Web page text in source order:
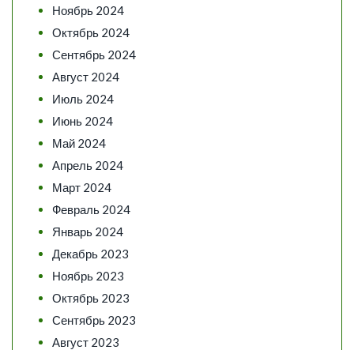
Ноябрь 2024
Октябрь 2024
Сентябрь 2024
Август 2024
Июль 2024
Июнь 2024
Май 2024
Апрель 2024
Март 2024
Февраль 2024
Январь 2024
Декабрь 2023
Ноябрь 2023
Октябрь 2023
Сентябрь 2023
Август 2023